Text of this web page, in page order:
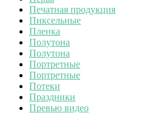
Печатная продукция
Пиксельные
Пленка
Полутона
Полутона
Портретные
Портретные
Потеки
Праздники
Превью видео